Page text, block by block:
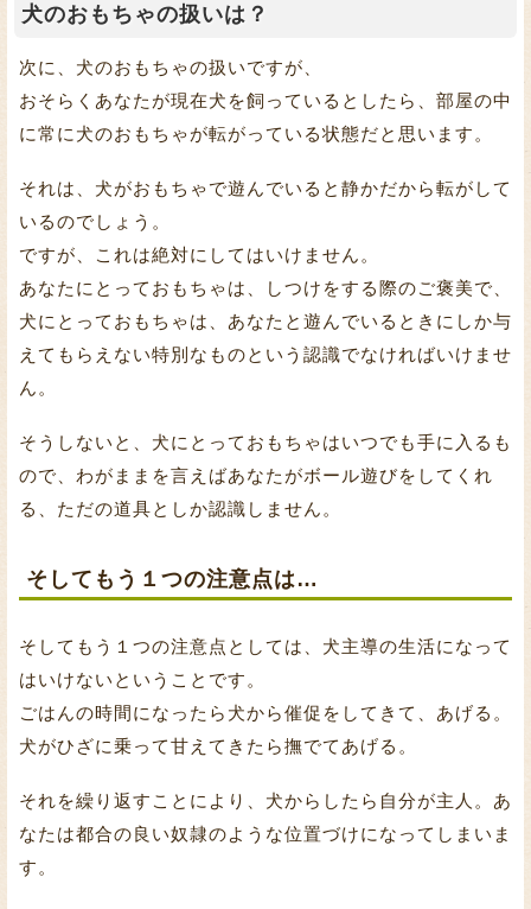
犬のおもちゃの扱いは？
次に、犬のおもちゃの扱いですが、
おそらくあなたが現在犬を飼っているとしたら、部屋の中
に常に犬のおもちゃが転がっている状態だと思います。
それは、犬がおもちゃで遊んでいると静かだから転がして
いるのでしょう。
ですが、これは絶対にしてはいけません。
あなたにとっておもちゃは、しつけをする際のご褒美で、
犬にとっておもちゃは、あなたと遊んでいるときにしか与
えてもらえない特別なものという認識でなければいけませ
ん。
そうしないと、犬にとっておもちゃはいつでも手に入るも
ので、わがままを言えばあなたがボール遊びをしてくれ
る、ただの道具としか認識しません。
そしてもう１つの注意点は…
そしてもう１つの注意点としては、犬主導の生活になって
はいけないということです。
ごはんの時間になったら犬から催促をしてきて、あげる。
犬がひざに乗って甘えてきたら撫でてあげる。
それを繰り返すことにより、犬からしたら自分が主人。あ
なたは都合の良い奴隷のような位置づけになってしまいま
す。